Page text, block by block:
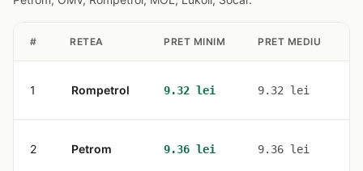
# RETEA PRET MINIM PRET MEDIU
1 Rompetrol 9.32 lei 9.32 lei
2 Petrom 9.36 lei 9.36 lei